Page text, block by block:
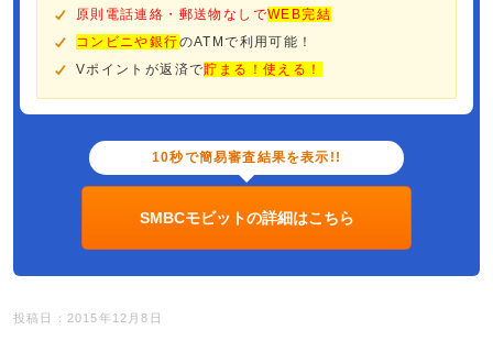
原則電話連絡・郵送物なしでWEB完結
コンビニや銀行のATMで利用可能！
Vポイントが返済で貯まる！使える！
10秒で簡易審査結果を表示!!
SMBCモビットの詳細はこちら
投稿日：2015年12月8日